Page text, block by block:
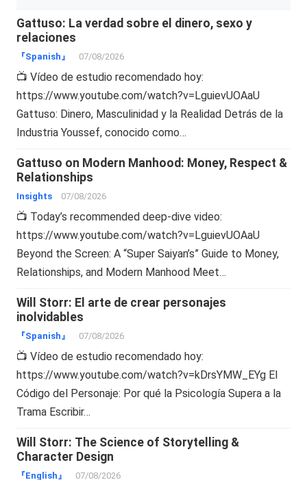
Gattuso: La verdad sobre el dinero, sexo y
relaciones
『Spanish』 07/08/2026
📺 Vídeo de estudio recomendado hoy:
https://www.youtube.com/watch?v=LguievUOAaU
Gattuso: Dinero, Masculinidad y la Realidad Detrás de la
Industria Youssef, conocido como…
Gattuso on Modern Manhood: Money, Respect &
Relationships
Insights 07/08/2026
📺 Today’s recommended deep-dive video:
https://www.youtube.com/watch?v=LguievUOAaU
Beyond the Screen: A “Super Saiyan’s” Guide to Money,
Relationships, and Modern Manhood Meet…
Will Storr: El arte de crear personajes
inolvidables
『Spanish』 07/08/2026
📺 Vídeo de estudio recomendado hoy:
https://www.youtube.com/watch?v=kDrsYMW_EYg El
Código del Personaje: Por qué la Psicología Supera a la
Trama Escribir…
Will Storr: The Science of Storytelling &
Character Design
『English』 07/08/2026